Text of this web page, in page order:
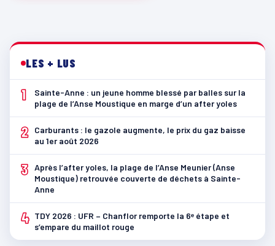
LES + LUS
1
Sainte-Anne : un jeune homme blessé par balles sur la
plage de l’Anse Moustique en marge d’un after yoles
2
Carburants : le gazole augmente, le prix du gaz baisse
au 1er août 2026
3 Après l’after yoles, la plage de l’Anse Meunier (Anse
Moustique) retrouvée couverte de déchets à Sainte-
Anne
4 TDY 2026 : UFR – Chanflor remporte la 6ᵉ étape et
s’empare du maillot rouge